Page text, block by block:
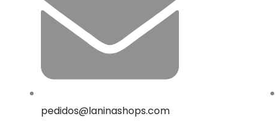
pedidos@laninashops.com